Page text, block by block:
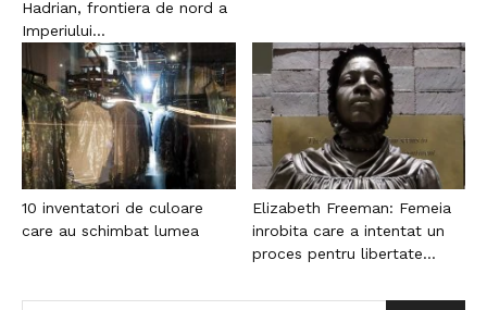
Hadrian, frontiera de nord a
Imperiului...
10 inventatori de culoare
care au schimbat lumea
Elizabeth Freeman: Femeia
inrobita care a intentat un
proces pentru libertate...